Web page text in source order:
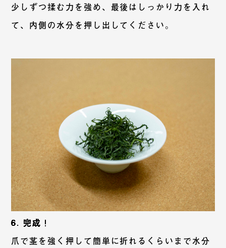
少しずつ揉む力を強め、最後はしっかり力を入れ
て、内側の水分を押し出してください。
6. 完成！
爪で茎を強く押して簡単に折れるくらいまで水分